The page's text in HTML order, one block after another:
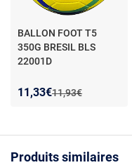
BALLON FOOT T5
350G BRESIL BLS
22001D
Ancien prix :
11,93€
Nouveau prix :
11,33€
Réduction de :
Produits similaires